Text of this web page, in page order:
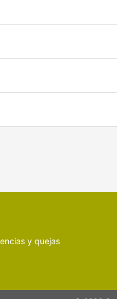
y quejas